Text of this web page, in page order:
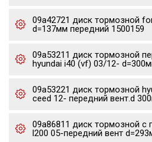
09a42721 диск тормозной
d=137мм передний 1500159
09a53211 диск тормозной
hyundai i40 (vf) 03/12-
09a53221 диск тормозной
ceed 12- передний вент.d
09a86811 диск тормозной с
l200 05-передний вент